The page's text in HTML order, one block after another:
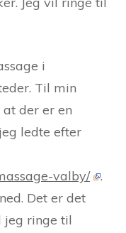
i
Til min
at der er en
ledte efter
valby/
.
Det er det
jeg ringe til